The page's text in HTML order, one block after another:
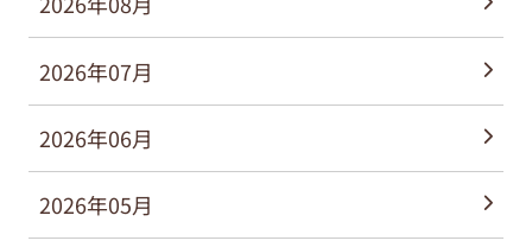
2026年07月
2026年06月
2026年05月